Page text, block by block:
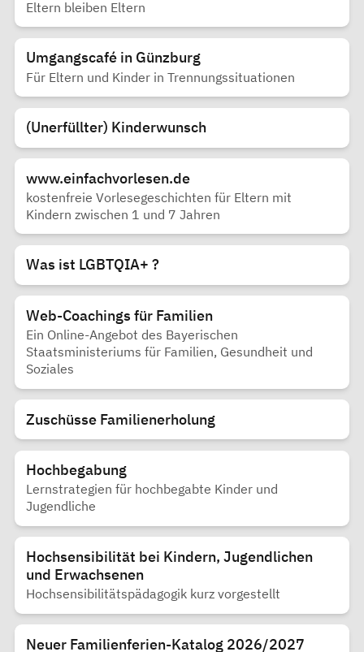
Eltern bleiben Eltern
Umgangscafé in Günzburg
Für Eltern und Kinder in Trennungssituationen
(Unerfüllter) Kinderwunsch
www.einfachvorlesen.de
kostenfreie Vorlesegeschichten für Eltern mit
Kindern zwischen 1 und 7 Jahren
Was ist LGBTQIA+ ?
Web-Coachings für Familien
Ein Online-Angebot des Bayerischen
Staatsministeriums für Familien, Gesundheit und
Soziales
Zuschüsse Familienerholung
Hochbegabung
Lernstrategien für hochbegabte Kinder und
Jugendliche
Hochsensibilität bei Kindern, Jugendlichen
und Erwachsenen
Hochsensibilitätspädagogik kurz vorgestellt
Neuer Familienferien-Katalog 2026/2027